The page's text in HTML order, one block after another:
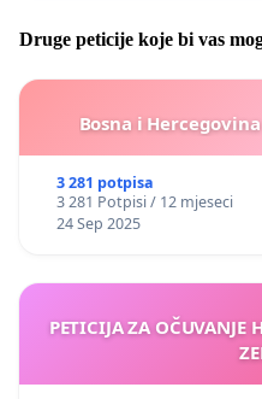
Druge peticije koje bi vas
Bosna i
3 281 potpisa
3 281 Potpisi / 12 mjeseci
24 Sep 2025
PETICIJA ZA OČUVANJE